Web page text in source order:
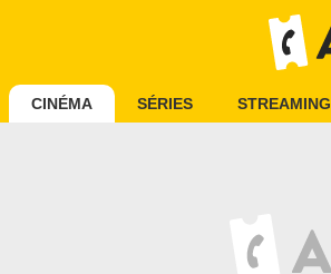
CINÉMA SÉRIES STREAMING